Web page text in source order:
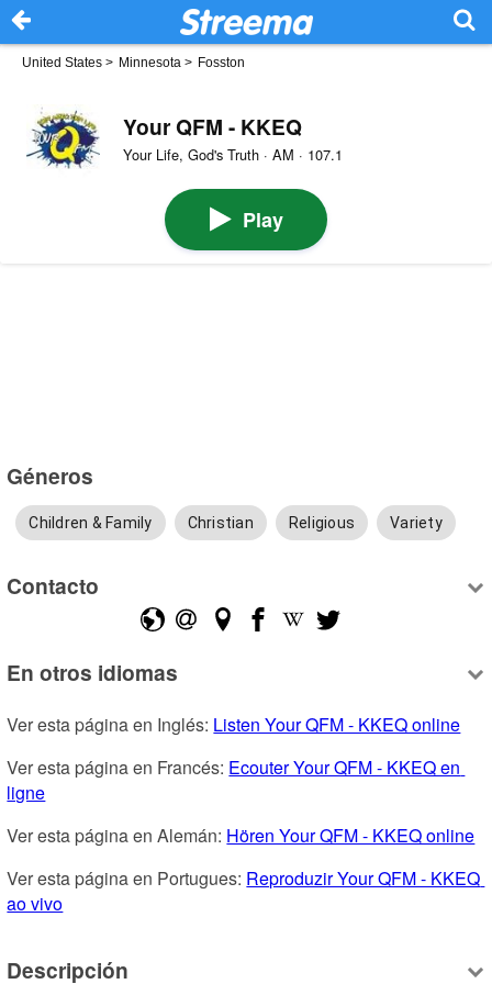
United States > Minnesota > Fosston
Your QFM - KKEQ
Your Life, God's Truth · AM · 107.1
Play
Géneros
Children & Family Christian Religious Variety
Contacto
En otros idiomas
Ver esta página en Inglés: Listen Your QFM - KKEQ online
Ver esta página en Francés: Ecouter Your QFM - KKEQ en
ligne
Ver esta página en Alemán: Hören Your QFM - KKEQ online
Ver esta página en Portugues: Reproduzir Your QFM - KKEQ
ao vivo
Descripción